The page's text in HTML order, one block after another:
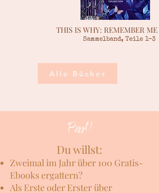
THIS IS WHY: REMEMBER ME
Sammelband, Teile 1-3
Alle Bücher
Pssst!
Du willst:
Zweimal im Jahr über 100 Gratis-
Ebooks ergattern?
Als Erste oder Erster über